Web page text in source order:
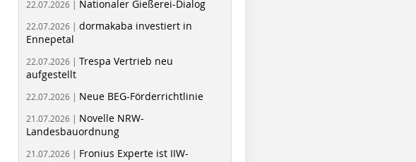
22.07.2026 | Nationaler Gießerei-Dialog
22.07.2026 | dormakaba investiert in
Ennepetal
22.07.2026 | Trespa Vertrieb neu
aufgestellt
22.07.2026 | Neue BEG-Förderrichtlinie
21.07.2026 | Novelle NRW-
Landesbauordnung
21.07.2026 | Fronius Experte ist IIW-